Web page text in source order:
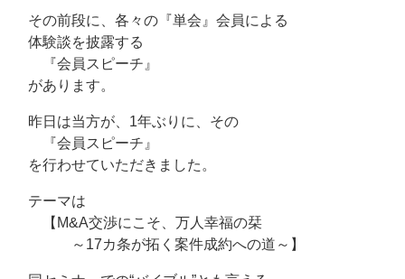
その前段に、各々の『単会』会員による
体験談を披露する
『会員スピーチ』
があります。
昨日は当方が、1年ぶりに、その
『会員スピーチ』
を行わせていただきました。
テーマは
【M&A交渉にこそ、万人幸福の栞
～17カ条が拓く案件成約への道～】